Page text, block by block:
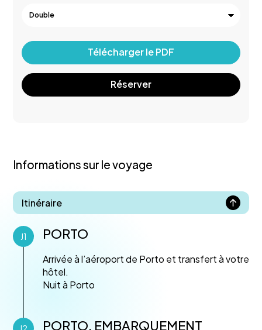
Télécharger le PDF
Réserver
Informations sur le voyage
Itinéraire
J1 PORTO
Arrivée à l’aéroport de Porto et transfert à votre
hôtel.
Nuit à Porto
PORTO, EMBARQUEMENT